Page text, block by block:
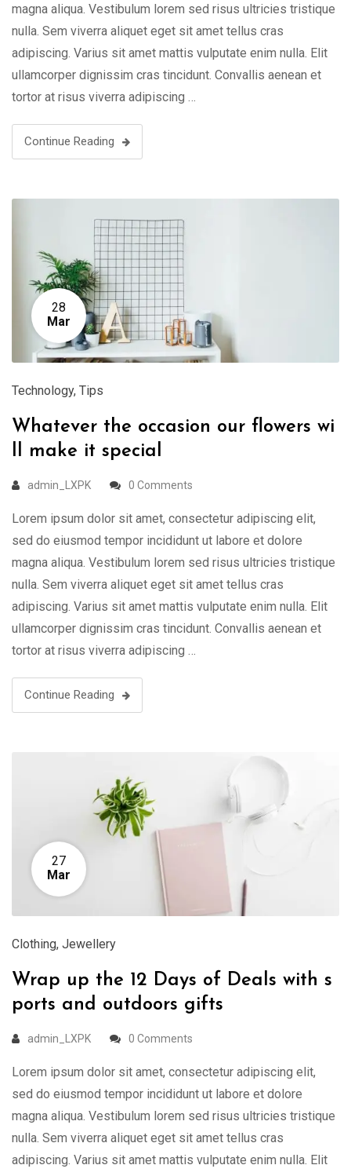
magna aliqua. Vestibulum lorem sed risus ultricies tristique
nulla. Sem viverra aliquet eget sit amet tellus cras
adipiscing. Varius sit amet mattis vulputate enim nulla. Elit
ullamcorper dignissim cras tincidunt. Convallis aenean et
tortor at risus viverra adipiscing …
Continue Reading
28
Mar
Technology, Tips
Whatever the occasion our flowers wi
ll make it special
admin_LXPK 0 Comments
Lorem ipsum dolor sit amet, consectetur adipiscing elit,
sed do eiusmod tempor incididunt ut labore et dolore
magna aliqua. Vestibulum lorem sed risus ultricies tristique
nulla. Sem viverra aliquet eget sit amet tellus cras
adipiscing. Varius sit amet mattis vulputate enim nulla. Elit
ullamcorper dignissim cras tincidunt. Convallis aenean et
tortor at risus viverra adipiscing …
Continue Reading
27
Mar
Clothing, Jewellery
Wrap up the 12 Days of Deals with s
ports and outdoors gifts
admin_LXPK 0 Comments
Lorem ipsum dolor sit amet, consectetur adipiscing elit,
sed do eiusmod tempor incididunt ut labore et dolore
magna aliqua. Vestibulum lorem sed risus ultricies tristique
nulla. Sem viverra aliquet eget sit amet tellus cras
adipiscing. Varius sit amet mattis vulputate enim nulla. Elit